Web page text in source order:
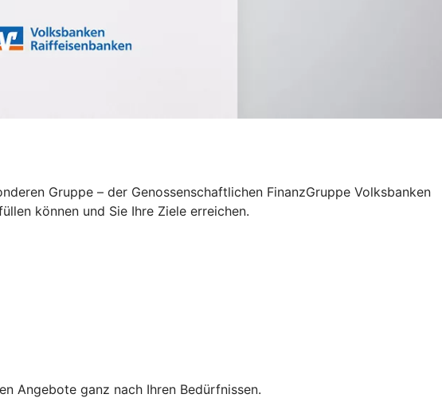
Gruppe – der Genossenschaftlichen FinanzGruppe Volksbanken
können und Sie Ihre Ziele erreichen.
Angebote ganz nach Ihren Bedürfnissen.